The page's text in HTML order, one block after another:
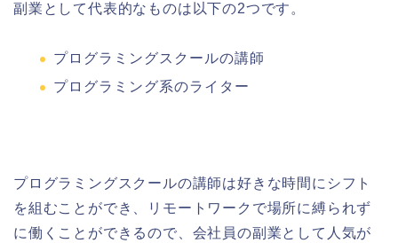
副業として代表的なものは以下の2つです。
プログラミングスクールの講師
プログラミング系のライター
プログラミングスクールの講師は好きな時間にシフト
を組むことができ、リモートワークで場所に縛られず
に働くことができるので、会社員の副業として人気が